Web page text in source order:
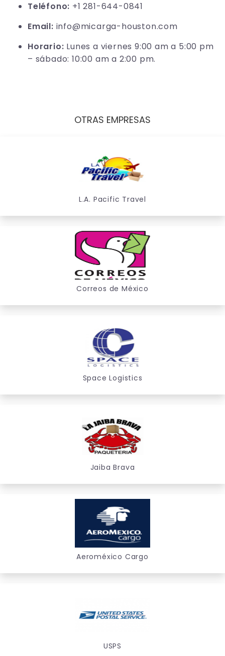
Teléfono: +1 281-644-0841
Email: info@micarga-houston.com
Horario: Lunes a viernes 9:00 am a 5:00 pm
– sábado: 10:00 am a 2:00 pm.
OTRAS EMPRESAS
L.A. Pacific Travel
Correos de México
Space Logistics
Jaiba Brava
Aeroméxico Cargo
USPS